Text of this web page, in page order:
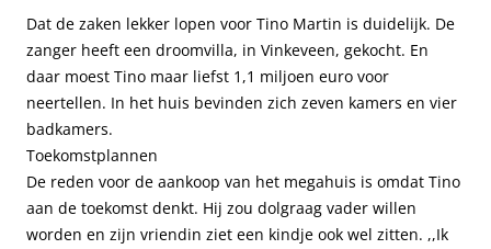
Dat de zaken lekker lopen voor Tino Martin is duidelijk. De
zanger heeft een droomvilla, in Vinkeveen, gekocht. En
daar moest Tino maar liefst 1,1 miljoen euro voor
neertellen. In het huis bevinden zich zeven kamers en vier
badkamers.
Toekomstplannen
De reden voor de aankoop van het megahuis is omdat Tino
aan de toekomst denkt. Hij zou dolgraag vader willen
worden en zijn vriendin ziet een kindje ook wel zitten. ,,Ik